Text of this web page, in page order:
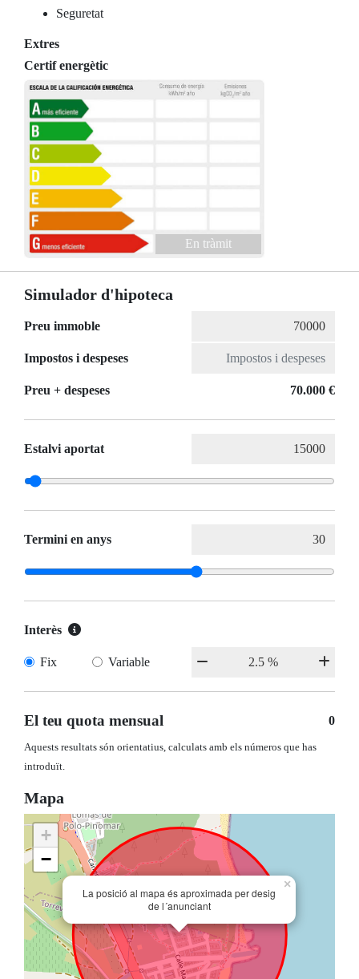
Seguretat
Extres
Certif energètic
En tràmit
Simulador d'hipoteca
Preu immoble
Impostos i despeses
Preu + despeses 70.000 €
Estalvi aportat
Termini en anys
Interès
Fix Variable
El teu quota mensual 0
Aquests resultats són orientatius, calculats amb els números que has
introduït.
Mapa
La posició al mapa és aproximada per desig
de l´anunciant
×
+
−